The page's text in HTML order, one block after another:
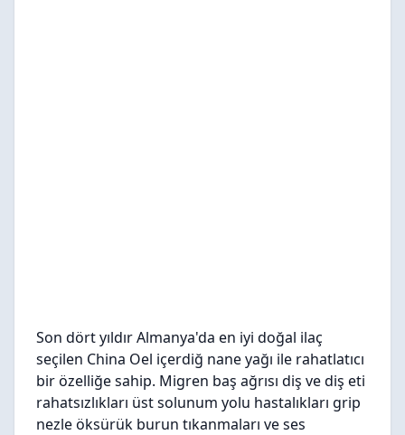
Son dört yıldır Almanya'da en iyi doğal ilaç
seçilen China Oel içerdiğ nane yağı ile rahatlatıcı
bir özelliğe sahip. Migren baş ağrısı diş ve diş eti
rahatsızlıkları üst solunum yolu hastalıkları grip
nezle öksürük burun tıkanmaları ve ses